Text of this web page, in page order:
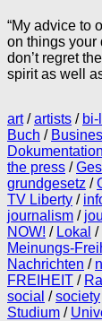
“My advice to
on things your
don’t regret
spirit as well
art/artists / bi-
Buch /
Dokumentation
the press /
grundgesetz /
TV Liberty /
journalism /
NOW! / Lokal /
Meinungs-
Nachrichten /
FREIHEIT /
social /society
Studium /